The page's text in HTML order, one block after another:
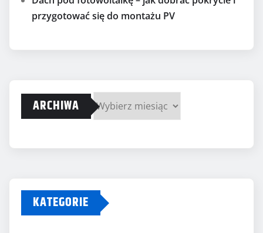
przygotować się do montażu PV
ARCHIWA
KATEGORIE